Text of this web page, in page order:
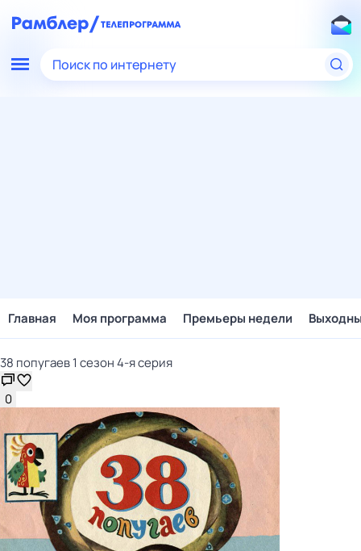
Поиск по интернету
Главная Моя программа Премьеры недели
38 попугаев 1 сезон 4-я серия
0